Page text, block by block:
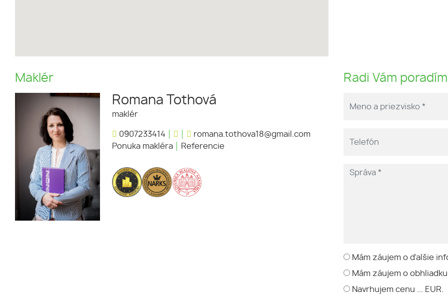
Maklér
Romana Tothová
maklér
0907233414
romana.tothova18@gmail.com
Ponuka makléra
Referencie
Radi Vám
Mám záujem o ďalšie
Mám záujem o
Navrhujem cenu ... EUR.